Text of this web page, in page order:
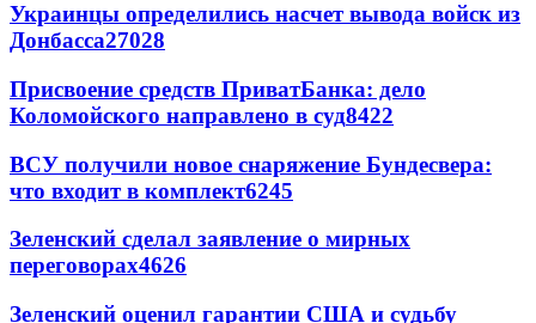
Украинцы определились насчет вывода войск из
Донбасса27028
Присвоение средств ПриватБанка: дело
Коломойского направлено в суд8422
ВСУ получили новое снаряжение Бундесвера:
что входит в комплект6245
Зеленский сделал заявление о мирных
переговорах4626
Зеленский оценил гарантии США и судьбу